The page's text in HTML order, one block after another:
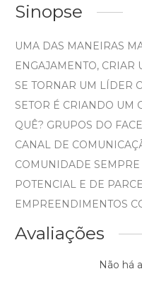
Sinopse
UMA DAS MANEIRAS
ENGAJAMENTO, CRIAR
SE TORNAR UM LÍDER
SETOR É CRIANDO UM
QUÊ? GRUPOS DO
CANAL DE
COMUNIDADE SEMPRE
POTENCIAL E DE
EMPREENDIMENTOS
Avaliações
Não há